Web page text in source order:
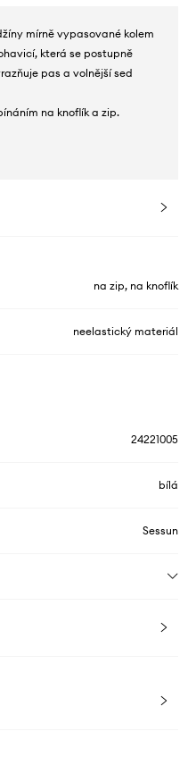
mírně vypasované kolem
která se postupně
pas a volnější sed
na knoflík a zip.
na zip, na knoflík
neelastický materiál
24221005
bílá
Sessun